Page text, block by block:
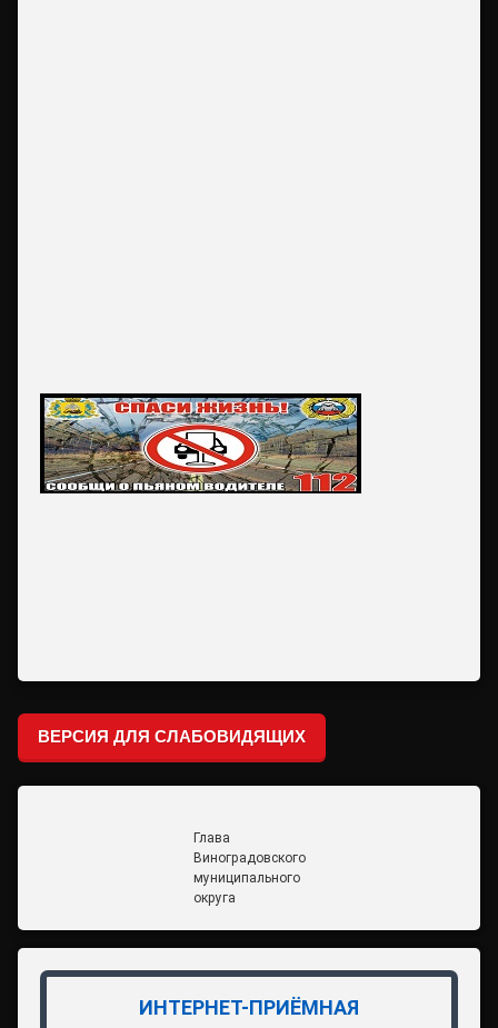
ВЕРСИЯ ДЛЯ СЛАБОВИДЯЩИХ
Глава
Виноградовского
муниципального
округа
ИНТЕРНЕТ-ПРИЁМНАЯ